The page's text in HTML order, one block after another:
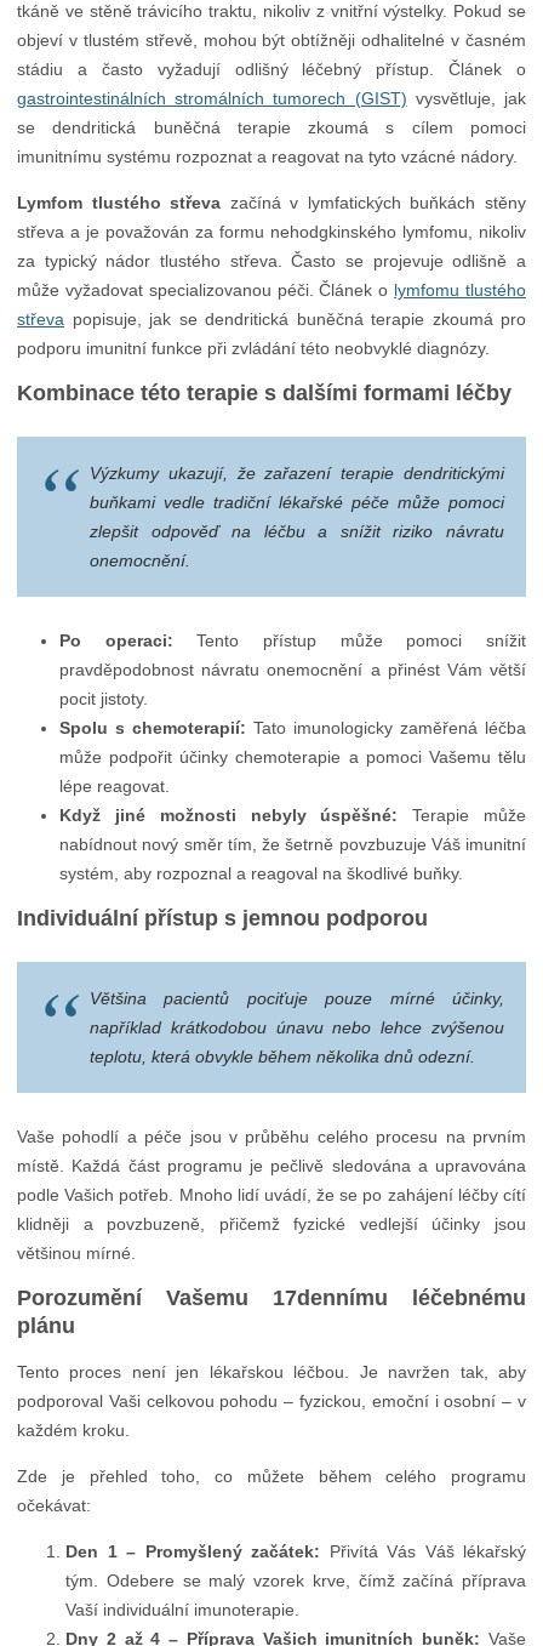
tkáně ve stěně trávicího traktu, nikoliv z vnitřní výstelky. Pokud se
objeví v tlustém střevě, mohou být obtížněji odhalitelné v časném
stádiu a často vyžadují odlišný léčebný přístup. Článek o
gastrointestinálních stromálních tumorech (GIST) vysvětluje, jak
se dendritická buněčná terapie zkoumá s cílem pomoci
imunitnímu systému rozpoznat a reagovat na tyto vzácné nádory.
Lymfom tlustého střeva začíná v lymfatických buňkách stěny
střeva a je považován za formu nehodgkinského lymfomu, nikoliv
za typický nádor tlustého střeva. Často se projevuje odlišně a
může vyžadovat specializovanou péči. Článek o lymfomu tlustého
střeva popisuje, jak se dendritická buněčná terapie zkoumá pro
podporu imunitní funkce při zvládání této neobvyklé diagnózy.
Kombinace této terapie s dalšími formami léčby
Výzkumy ukazují, že zařazení terapie dendritickými
buňkami vedle tradiční lékařské péče může pomoci
zlepšit odpověď na léčbu a snížit riziko návratu
onemocnění.
Po operaci: Tento přístup může pomoci snížit
pravděpodobnost návratu onemocnění a přinést Vám větší
pocit jistoty.
Spolu s chemoterapií: Tato imunologicky zaměřená léčba
může podpořit účinky chemoterapie a pomoci Vašemu tělu
lépe reagovat.
Když jiné možnosti nebyly úspěšné: Terapie může
nabídnout nový směr tím, že šetrně povzbuzuje Váš imunitní
systém, aby rozpoznal a reagoval na škodlivé buňky.
Individuální přístup s jemnou podporou
Většina pacientů pociťuje pouze mírné účinky,
například krátkodobou únavu nebo lehce zvýšenou
teplotu, která obvykle během několika dnů odezní.
Vaše pohodlí a péče jsou v průběhu celého procesu na prvním
místě. Každá část programu je pečlivě sledována a upravována
podle Vašich potřeb. Mnoho lidí uvádí, že se po zahájení léčby cítí
klidněji a povzbuzeně, přičemž fyzické vedlejší účinky jsou
většinou mírné.
Porozumění Vašemu 17dennímu léčebnému
plánu
Tento proces není jen lékařskou léčbou. Je navržen tak, aby
podporoval Vaši celkovou pohodu – fyzickou, emoční i osobní – v
každém kroku.
Zde je přehled toho, co můžete během celého programu
očekávat:
Den 1 – Promyšlený začátek: Přivítá Vás Váš lékařský
tým. Odebere se malý vzorek krve, čímž začíná příprava
Vaší individuální imunoterapie.
Dny 2 až 4 – Příprava Vašich imunitních buněk: Vaše